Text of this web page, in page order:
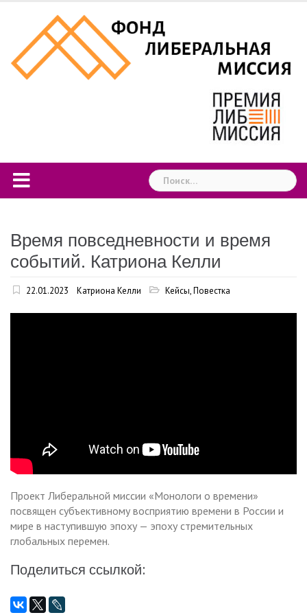
content
Найти:
Время повседневности и время
событий. Катриона Келли
22.01.2023 Катриона Келли Кейсы,Повестка
Проект Либеральной миссии «Монологи о времени»
посвящен субъективному восприятию времени в России и
мире в наступившую эпоху — эпоху стремительных
глобальных перемен.
Поделиться ссылкой: